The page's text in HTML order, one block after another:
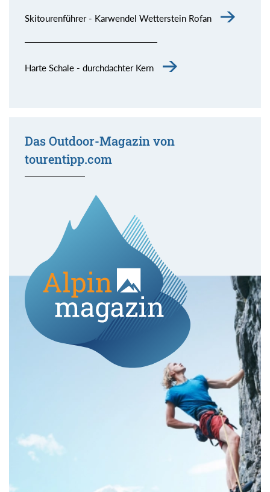
Skitourenführer - Karwendel Wetterstein Rofan
Harte Schale - durchdachter Kern
Das Outdoor-Magazin von
tourentipp.com